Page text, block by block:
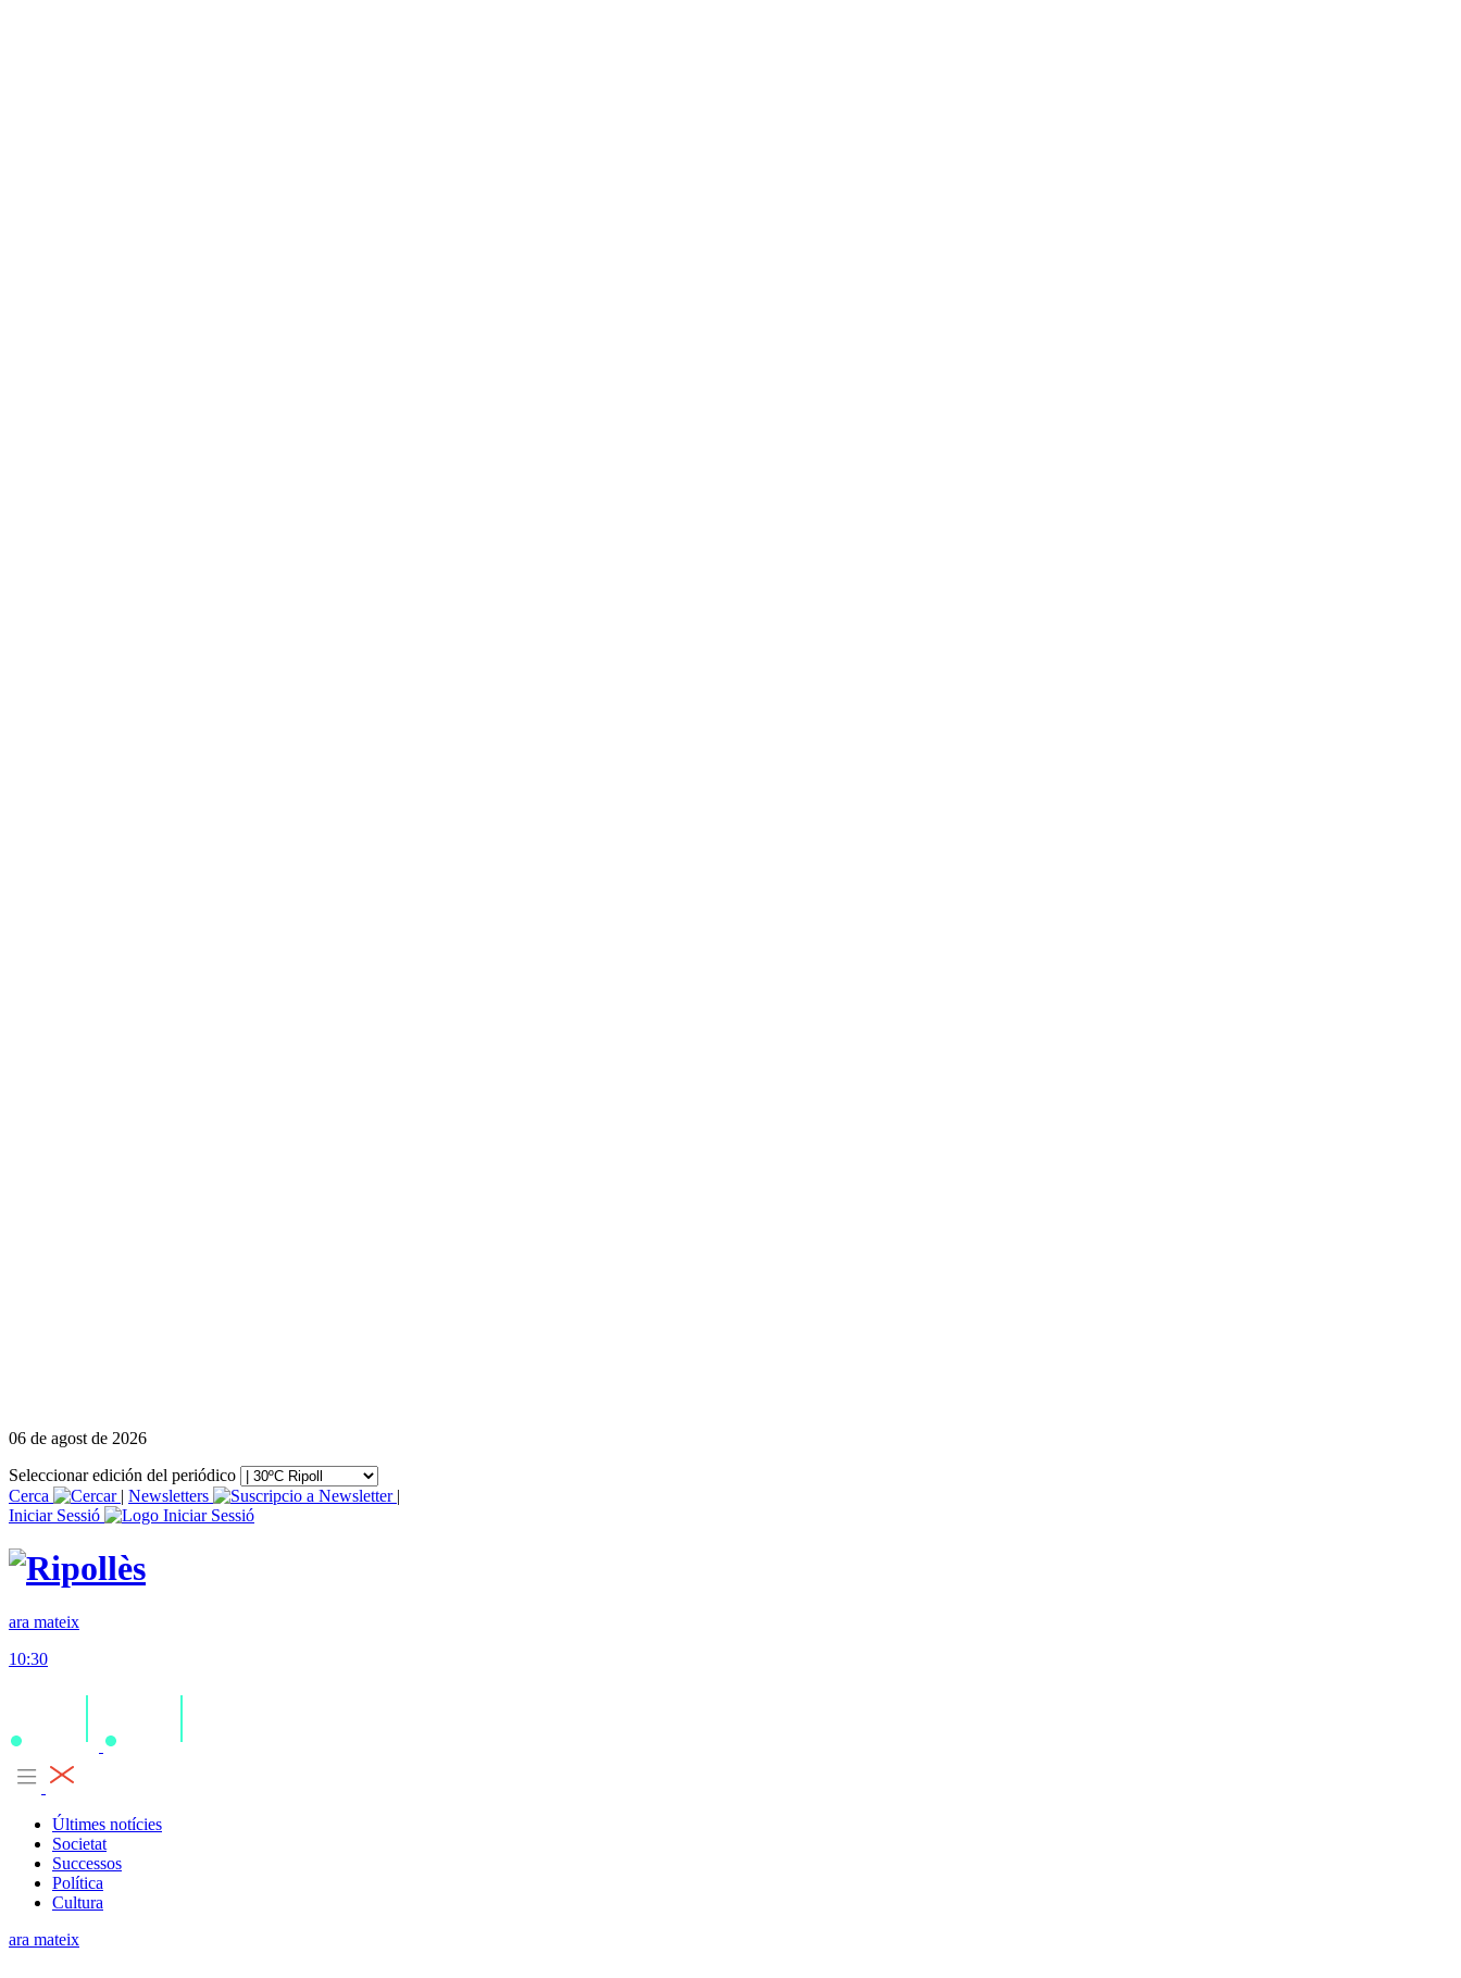
06 de agost de 2026
Seleccionar edición del periódico
Cerca
| Newsletters
|
Iniciar Sessió
ara mateix
10:30
Últimes notícies
Societat
Successos
Política
Cultura
ara mateix